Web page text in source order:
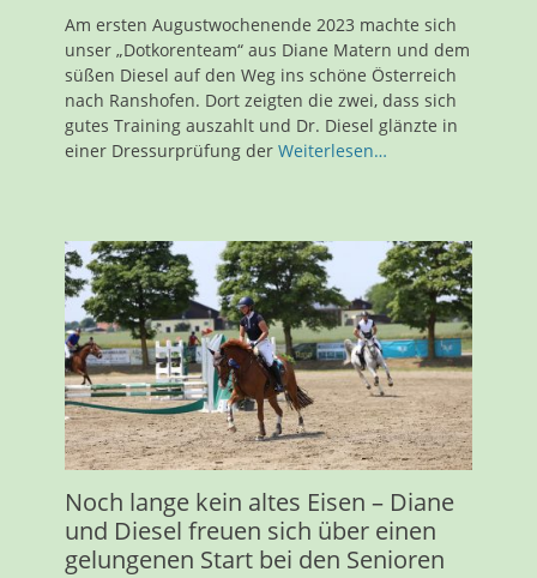
Am ersten Augustwochenende 2023 machte sich
unser „Dotkorenteam“ aus Diane Matern und dem
süßen Diesel auf den Weg ins schöne Österreich
nach Ranshofen. Dort zeigten die zwei, dass sich
gutes Training auszahlt und Dr. Diesel glänzte in
einer Dressurprüfung der Weiterlesen…
Noch lange kein altes Eisen – Diane
und Diesel freuen sich über einen
gelungenen Start bei den Senioren